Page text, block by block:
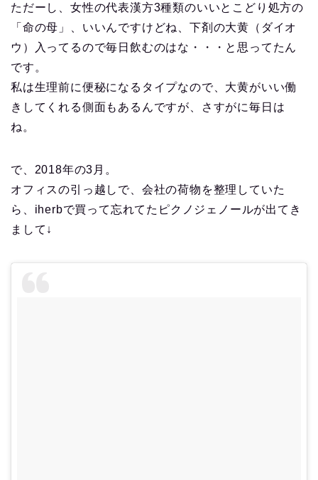
ただーし、女性の代表漢方3種類のいいとこどり処方の
「命の母」、いいんですけどね、下剤の大黄（ダイオ
ウ）入ってるので毎日飲むのはな・・・と思ってたん
です。
私は生理前に便秘になるタイプなので、大黄がいい働
きしてくれる側面もあるんですが、さすがに毎日は
ね。
で、2018年の3月。
オフィスの引っ越しで、会社の荷物を整理していた
ら、iherbで買って忘れてたピクノジェノールが出てき
まして↓